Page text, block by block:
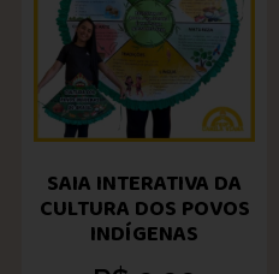
SAIA INTERATIVA DA
CULTURA DOS POVOS
INDÍGENAS